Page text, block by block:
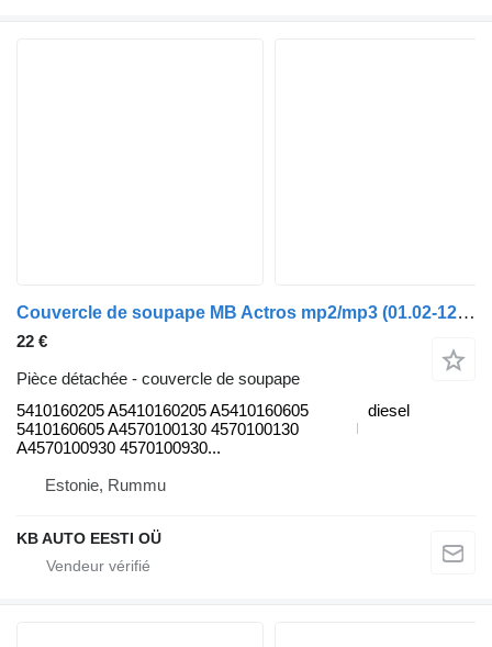
Couvercle de soupape MB Actros mp2/mp3 (01.02-12.14) 5410160205 pour camion Mercedes-Benz Actros, Axor MP1, MP2, MP3 (1996-2014)
22 €
Pièce détachée - couvercle de soupape
5410160205 A5410160205 A5410160605
5410160605 A4570100130 4570100130
A4570100930 4570100930...
diesel
Estonie, Rummu
KB AUTO EESTI OÜ